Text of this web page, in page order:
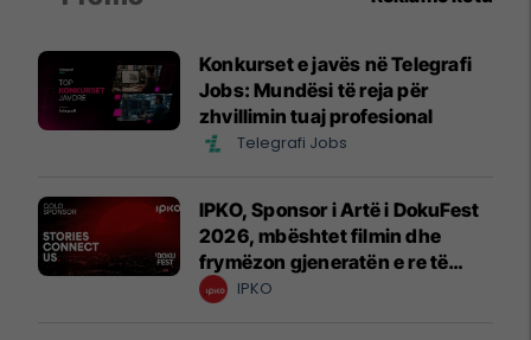
Konkurset e javës në Telegrafi
Jobs: Mundësi të reja për
zhvillimin tuaj profesional
Telegrafi Jobs
IPKO, Sponsor i Artë i DokuFest
2026, mbështet filmin dhe
frymëzon gjeneratën e re të
krijuesve
IPKO